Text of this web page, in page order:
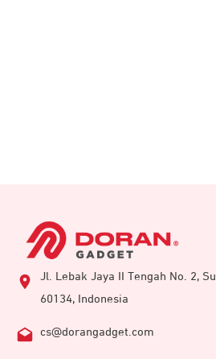
Jl. Lebak Jaya II Tengah No. 2,
60134, Indonesia
cs@dorangadget.com